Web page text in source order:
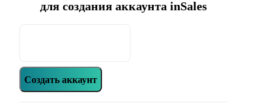
для создания аккаунта inSales
Создать аккаунт